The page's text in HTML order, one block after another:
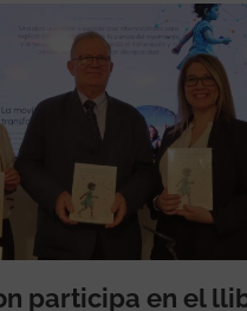
participa en el